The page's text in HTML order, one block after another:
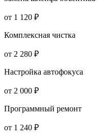
от 1 120 ₽
Комплексная чистка
от 2 280 ₽
Настройка автофокуса
от 2 000 ₽
Программный ремонт
от 1 240 ₽